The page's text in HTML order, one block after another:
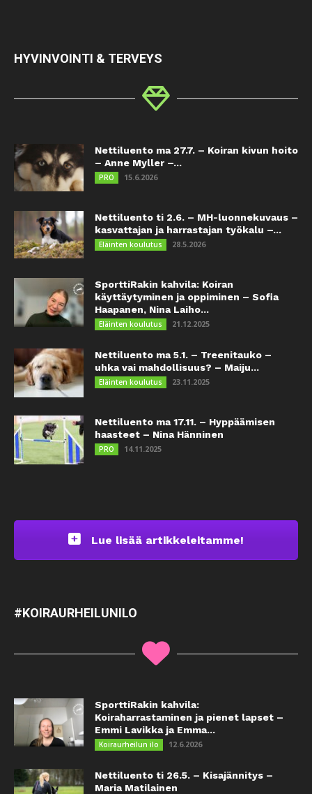
HYVINVOINTI & TERVEYS
Nettiluento ma 27.7. – Koiran kivun hoito
– Anne Myller –...
PRO 15.6.2026
Nettiluento ti 2.6. – MH-luonnekuvaus –
kasvattajan ja harrastajan työkalu –...
Eläinten koulutus 28.5.2026
SporttiRakin kahvila: Koiran
käyttäytyminen ja oppiminen – Sofia
Haapanen, Nina Laiho...
Eläinten koulutus 21.12.2025
Nettiluento ma 5.1. – Treenitauko –
uhka vai mahdollisuus? – Maiju...
Eläinten koulutus 23.11.2025
Nettiluento ma 17.11. – Hyppäämisen
haasteet – Nina Hänninen
PRO 14.11.2025
Lue lisää artikkeleitamme!
#KOIRAURHEILUNILO
SporttiRakin kahvila:
Koiraharrastaminen ja pienet lapset –
Emmi Lavikka ja Emma...
Koiraurheilun ilo 12.6.2026
Nettiluento ti 26.5. – Kisajännitys –
Maria Matilainen